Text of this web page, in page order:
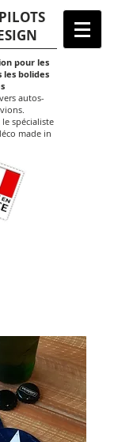
pour les
les bolides
autos-
spécialiste
made in